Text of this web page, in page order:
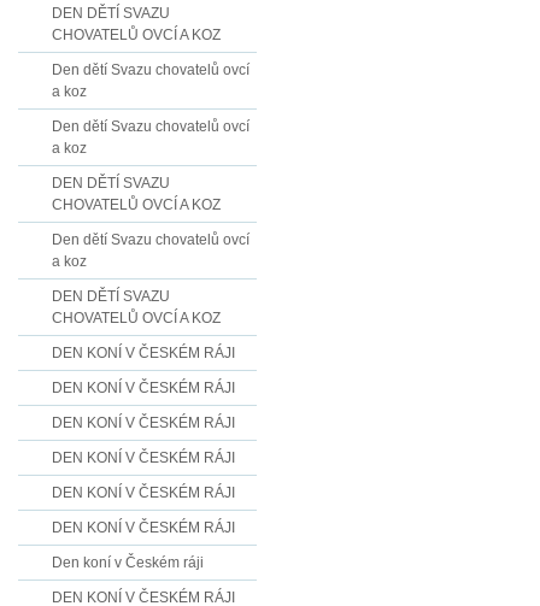
DEN DĚTÍ SVAZU
CHOVATELŮ OVCÍ A KOZ
Den dětí Svazu chovatelů ovcí
a koz
Den dětí Svazu chovatelů ovcí
a koz
DEN DĚTÍ SVAZU
CHOVATELŮ OVCÍ A KOZ
Den dětí Svazu chovatelů ovcí
a koz
DEN DĚTÍ SVAZU
CHOVATELŮ OVCÍ A KOZ
DEN KONÍ V ČESKÉM RÁJI
DEN KONÍ V ČESKÉM RÁJI
DEN KONÍ V ČESKÉM RÁJI
DEN KONÍ V ČESKÉM RÁJI
DEN KONÍ V ČESKÉM RÁJI
DEN KONÍ V ČESKÉM RÁJI
Den koní v Českém ráji
DEN KONÍ V ČESKÉM RÁJI